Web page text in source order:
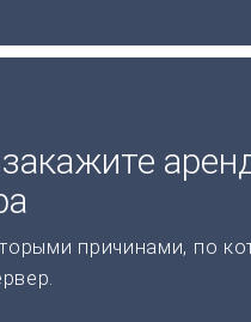
причинами, по